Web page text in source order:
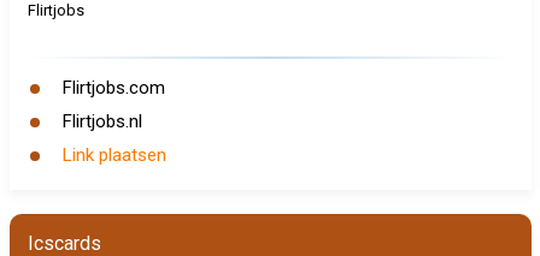
Flirtjobs
Flirtjobs.com
Flirtjobs.nl
Link plaatsen
Icscards